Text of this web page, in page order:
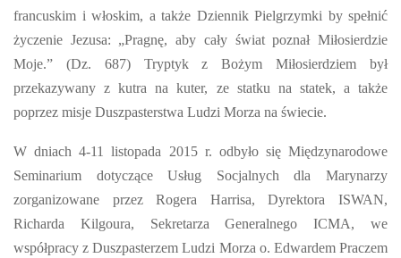
francuskim i włoskim, a także Dziennik Pielgrzymki by spełnić
życzenie Jezusa: „Pragnę, aby cały świat poznał Miłosierdzie
Moje.” (Dz. 687) Tryptyk z Bożym Miłosierdziem był
przekazywany z kutra na kuter, ze statku na statek, a także
poprzez misje Duszpasterstwa Ludzi Morza na świecie.
W dniach 4-11 listopada 2015 r. odbyło się Międzynarodowe
Seminarium dotyczące Usług Socjalnych dla Marynarzy
zorganizowane przez Rogera Harrisa, Dyrektora ISWAN,
Richarda Kilgoura, Sekretarza Generalnego ICMA, we
współpracy z Duszpasterzem Ludzi Morza o. Edwardem Praczem